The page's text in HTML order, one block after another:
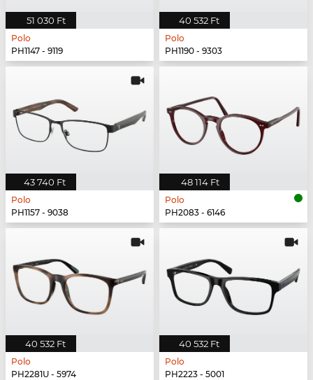
51 030 Ft
Polo
PH1147 - 9119
40 532 Ft
Polo
PH1190 - 9303
43 740 Ft
Polo
PH1157 - 9038
48 114 Ft
Polo
PH2083 - 6146
40 532 Ft
Polo
PH2281U - 5974
40 532 Ft
Polo
PH2223 - 5001